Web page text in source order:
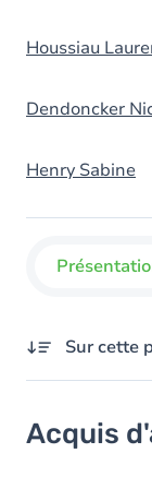
Houssiau
Dendoncker
Henry Sabine
Sur cette
Objectifs
Acquis